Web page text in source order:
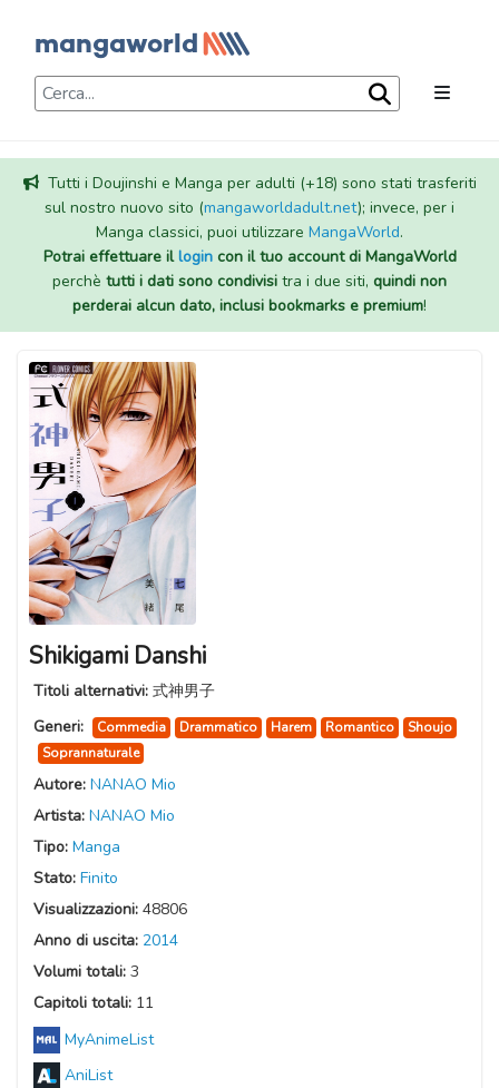
Tutti i Doujinshi e Manga per adulti (+18) sono stati trasferiti
sul nostro nuovo sito (mangaworldadult.net); invece, per i
Manga classici, puoi utilizzare MangaWorld.
Potrai effettuare illogincon il tuo account di MangaWorld
perchè tutti i dati sono condivisi tra i due siti, quindi non
perderai alcun dato, inclusi bookmarks e premium!
Shikigami Danshi
Titoli alternativi: 式神男子
Generi:
Commedia Drammatico Harem Romantico
Shoujo
Soprannaturale
Autore: NANAO Mio
Artista: NANAO Mio
Tipo: Manga
Stato: Finito
Visualizzazioni: 48806
Anno di uscita: 2014
Volumi totali: 3
Capitoli totali: 11
MyAnimeList
AniList